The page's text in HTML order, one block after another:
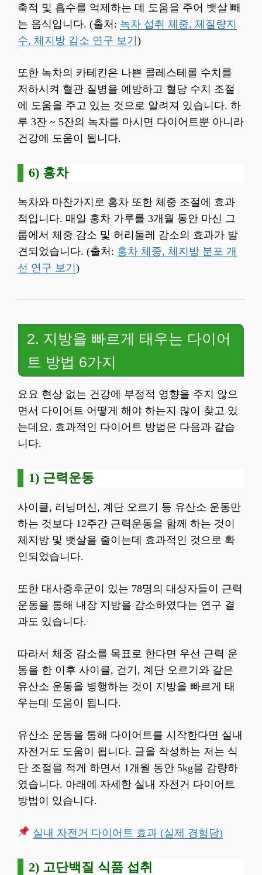
축적 및 흡수를 억제하는 데 도움을 주어 뱃살 빼
는 음식입니다. (출처: 녹차 섭취 체중, 체질량지
수, 체지방 감소 연구 보기)
또한 녹차의 카테킨은 나쁜 콜레스테롤 수치를
저하시켜 혈관 질병을 예방하고 혈당 수치 조절
에 도움을 주고 있는 것으로 알려져 있습니다. 하
루 3잔 ~ 5잔의 녹차를 마시면 다이어트뿐 아니라
건강에 도움이 됩니다.
6) 홍차
녹차와 마찬가지로 홍차 또한 체중 조절에 효과
적입니다. 매일 홍차 가루를 3개월 동안 마신 그
룹에서 체중 감소 및 허리둘레 감소의 효과가 발
견되었습니다. (출처: 홍차 체중, 체지방 분포 개
선 연구 보기)
2. 지방을 빠르게 태우는 다이어
트 방법 6가지
요요 현상 없는 건강에 부정적 영향을 주지 않으
면서 다이어트 어떻게 해야 하는지 많이 찾고 있
는데요. 효과적인 다이어트 방법은 다음과 같습
니다.
1) 근력운동
사이클, 러닝머신, 계단 오르기 등 유산소 운동만
하는 것보다 12주간 근력운동을 함께 하는 것이
체지방 및 뱃살을 줄이는데 효과적인 것으로 확
인되었습니다.
또한 대사증후군이 있는 78명의 대상자들이 근력
운동을 통해 내장 지방을 감소하였다는 연구 결
과도 있습니다.
따라서 체중 감소를 목표로 한다면 우선 근력 운
동을 한 이후 사이클, 걷기, 계단 오르기와 같은
유산소 운동을 병행하는 것이 지방을 빠르게 태
우는데 도움이 됩니다.
유산소 운동을 통해 다이어트를 시작한다면 실내
자전거도 도움이 됩니다. 글을 작성하는 저는 식
단 조절을 적게 하면서 1개월 동안 5kg을 감량하
였습니다. 아래에 자세한 실내 자전거 다이어트
방법이 있습니다.
실내 자전거 다이어트 효과 (실제 경험담)
2) 고단백질 식품 섭취